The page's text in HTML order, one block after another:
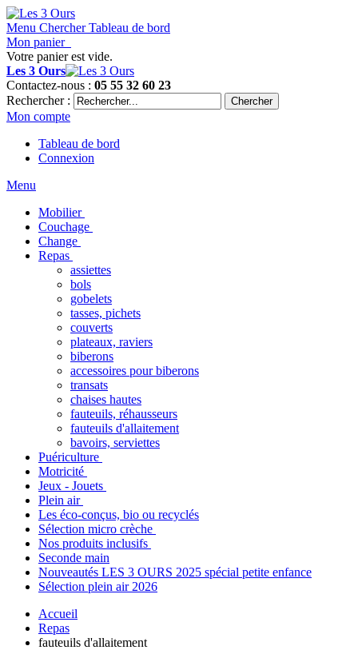
Menu Chercher Tableau de bord
Mon panier
Votre panier est vide.
Les 3 Ours
Contactez-nous : 05 55 32 60 23
Rechercher :
Chercher
Mon compte
Tableau de bord
Connexion
Menu
Mobilier
Couchage
Change
Repas
assiettes
bols
gobelets
tasses, pichets
couverts
plateaux, raviers
biberons
accessoires pour biberons
transats
chaises hautes
fauteuils, réhausseurs
fauteuils d'allaitement
bavoirs, serviettes
Puériculture
Motricité
Jeux - Jouets
Plein air
Les éco-conçus, bio ou recyclés
Sélection micro crèche
Nos produits inclusifs
Seconde main
Nouveautés LES 3 OURS 2025 spécial petite enfance
Sélection plein air 2026
Accueil
Repas
fauteuils d'allaitement